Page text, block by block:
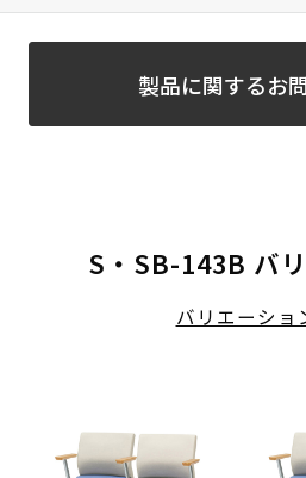
製品に関するお
S・SB-143B バ
バリエーショ